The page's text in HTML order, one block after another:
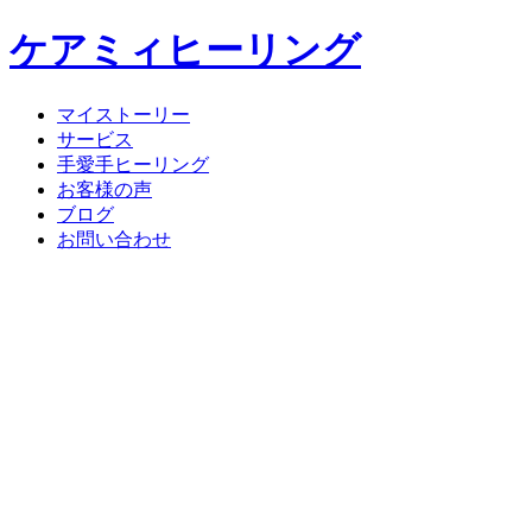
ケアミィヒーリング
マイストーリー
サービス
手愛手ヒーリング
お客様の声
ブログ
お問い合わせ